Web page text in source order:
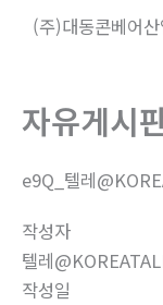
(주)대동콘베어산
자유게시
e9Q_텔레
작성자
텔레
작성일